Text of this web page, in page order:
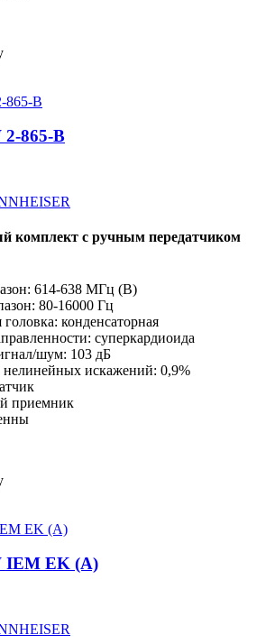
2-865-B
комплект с ручным передатчиком
614-638 МГц (B)
80-16000 Гц
конденсаторная
суперкардиоида
шум: 103 дБ
искажений: 0,9%
приемник
IEM EK (A)